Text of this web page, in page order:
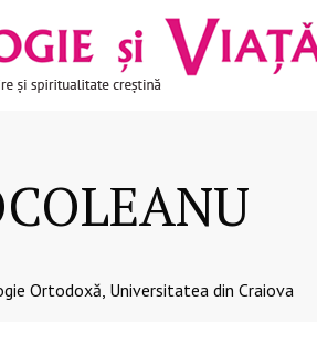
Ortodoxă, Universitatea din Craiova